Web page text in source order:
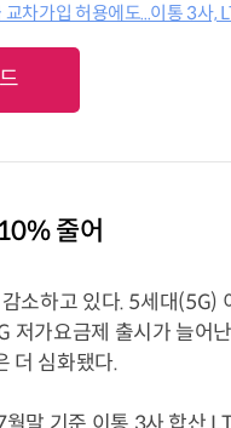
교차가입 허용에도...이통 3사,
줄어
소하고 있다. 5세대(5G)
가요금제 출시가 늘어
더 심화됐다.